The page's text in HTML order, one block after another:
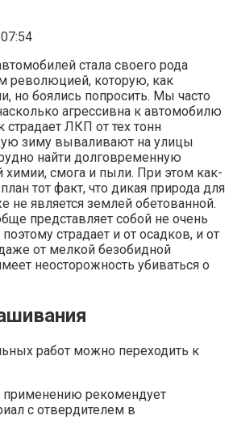
стала своего рода
революцией, которую, как
но боялись попросить. Мы часто
агрессивна к автомобилю
страдает ЛКП от тех тонн
зиму вываливают на улицы
найти долговременную
химии, смога и пыли. При этом как-
тот факт, что дикая природа для
не является землей обетованной.
представляет собой не очень
страдает и от осадков, и от
от мелкой безобидной
неосторожность убиваться о
работ можно переходить к
применению рекомендует
с отвердителем в